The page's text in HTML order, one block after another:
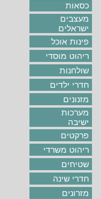
כסאות
מעצבים
ישראלים
פינות אוכל
ריהוט מוסדי
שולחנות
חדרי ילדים
מזנונים
מערכות
ישיבה
פרקטים
ריהוט משרדי
שטיחים
חדרי שינה
מזרונים